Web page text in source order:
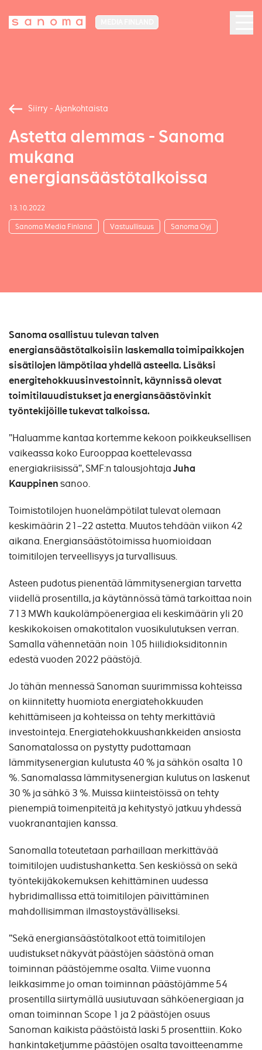
Siirry - Ajankohtaista
Astetta alemmas - Sanoma
mukana
energiansäästötalkoissa
13.10.2022
Sanoma Media Finland Vastuullisuus Sanoma Oyj
Sanoma osallistuu tulevan talven
energiansäästötalkoisiin laskemalla toimipaikkojen
sisätilojen lämpötilaa yhdellä asteella. Lisäksi
energitehokkuusinvestoinnit, käynnissä olevat
toimitilauudistukset ja energiansäästövinkit
työntekijöille tukevat talkoissa.
”Haluamme kantaa kortemme kekoon poikkeuksellisen
vaikeassa koko Eurooppaa koettelevassa
energiakriisissä”, SMF:n talousjohtajaJuha
Kauppinensanoo.
Toimistotilojen huonelämpötilat tulevat olemaan
keskimäärin 21–22 astetta. Muutos tehdään viikon 42
aikana. Energiansäästötoimissa huomioidaan
toimitilojen terveellisyys ja turvallisuus.
Asteen pudotus pienentää lämmitysenergian tarvetta
viidellä prosentilla, ja käytännössä tämä tarkoittaa noin
713 MWh kaukolämpöenergiaa eli keskimäärin yli 20
keskikokoisen omakotitalon vuosikulutuksen verran.
Samalla vähennetään noin 105 hiilidioksiditonnin
edestä vuoden 2022 päästöjä.
Jo tähän mennessä Sanoman suurimmissa kohteissa
on kiinnitetty huomiota energiatehokkuuden
kehittämiseen ja kohteissa on tehty merkittäviä
investointeja. Energiatehokkuushankkeiden ansiosta
Sanomatalossa on pystytty pudottamaan
lämmitysenergian kulutusta 40 % ja sähkön osalta 10
%. Sanomalassa lämmitysenergian kulutus on laskenut
30 % ja sähkö 3 %. Muissa kiinteistöissä on tehty
pienempiä toimenpiteitä ja kehitystyö jatkuu yhdessä
vuokranantajien kanssa.
Sanomalla toteutetaan parhaillaan merkittävää
toimitilojen uudistushanketta. Sen keskiössä on sekä
työntekijäkokemuksen kehittäminen uudessa
hybridimallissa että toimitilojen päivittäminen
mahdollisimman ilmastoystävälliseksi.
”Sekä energiansäästötalkoot että toimitilojen
uudistukset näkyvät päästöjen säästönä oman
toiminnan päästöjemme osalta. Viime vuonna
leikkasimme jo oman toiminnan päästöjämme 54
prosentilla siirtymällä uusiutuvaan sähköenergiaan ja
oman toiminnan Scope 1 ja 2 päästöjen osuus
Sanoman kaikista päästöistä laski 5 prosenttiin. Koko
hankintaketjumme päästöjen osalta tavoitteenamme